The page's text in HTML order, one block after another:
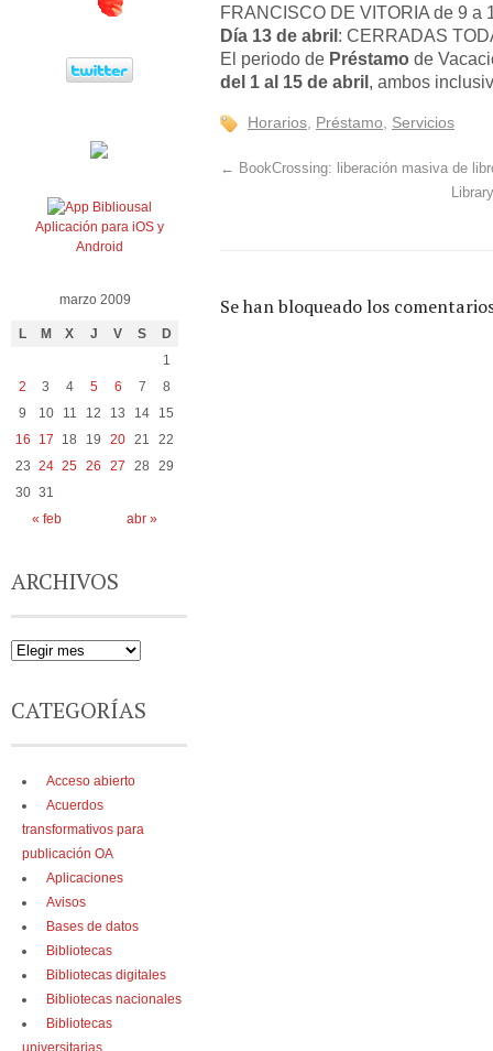
FRANCISCO DE VITORIA de 9 a
Día 13 de abril: CERRADAS
El periodo de Préstamo de
del 1 al 15 de abril , ambos
Horarios, Préstamo, Servicios
← BookCrossing: liberación masiva de
Se han bloqueado los
Aplicación para iOS y
Android
marzo 2009
L M X J V S D
« feb abr »
1
2
3 4 5 6 7
8
9
10 11 12 13 14
15
16
17 18 19 20 21
22
23 24 25 26 27 28
29
30 31
ARCHIVOS
CATEGORÍAS
Acceso abierto
Acuerdos
transformativos para
publicación OA
Aplicaciones
Avisos
Bases de datos
Bibliotecas
Bibliotecas digitales
Bibliotecas nacionales
Bibliotecas
universitarias